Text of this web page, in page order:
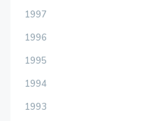
1997
1996
1995
1994
1993